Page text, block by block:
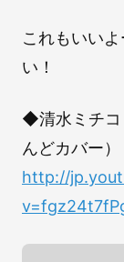
これもいい
い！
◆清水ミチコ
んどカバー）
http://